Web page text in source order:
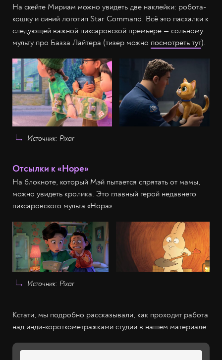
На скейте Мириам можно увидеть две наклейки: робота-
кошку и синий логотип Star Command. Всё это пасхалки к
следующей важной пиксаровской премьере — сольному
мульту про Базза Лайтера (тизер можно посмотреть тут).
Источник: Pixar
Отсылки к «Норе»
На блокноте, который Мэй пытается спрятать от мамы,
можно увидеть кролика. Это главный герой недавнего
пиксаровского мульта «Нора».
Источник: Pixar
Кстати, мы подробно рассказывали, как проходит работа
над инди-короткометражками студии в нашем материале: